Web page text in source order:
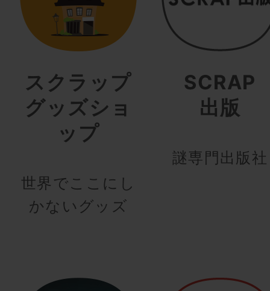
スクラップ
グッズショ
ップ
世界でここにし
かないグッズ
SCRAP
出版
謎専門出版社